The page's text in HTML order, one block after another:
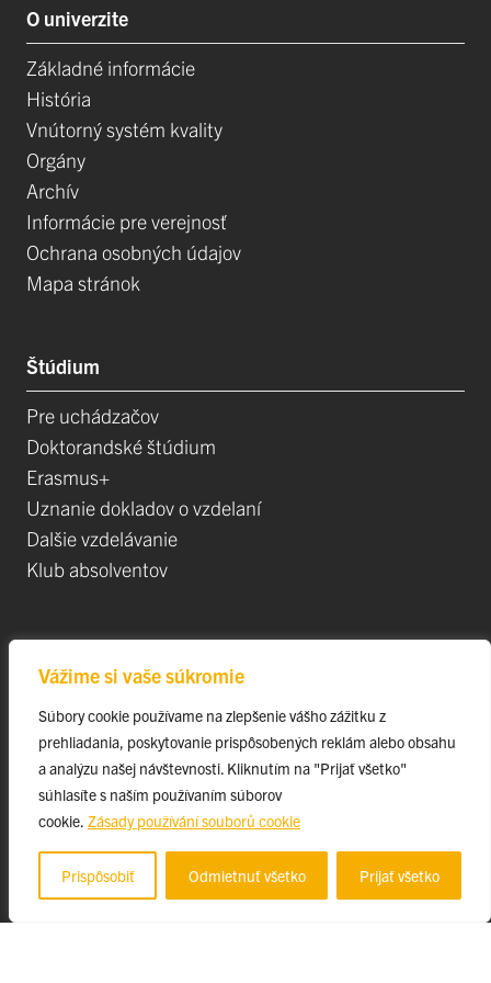
Vážime si vaše súkromie
Súbory cookie používame na zlepšenie vášho zážitku z
prehliadania, poskytovanie prispôsobených reklám alebo obsahu
a analýzu našej návštevnosti. Kliknutím na "Prijať všetko"
súhlasíte s naším používaním súborov
cookie. Zásady používání souborů cookie
Prispôsobiť Odmietnuť všetko Prijať všetko
O univerzite
Základné informácie
História
Vnútorný systém kvality
Orgány
Archív
Informácie pre verejnosť
Ochrana osobných údajov
Mapa stránok
Štúdium
Pre uchádzačov
Doktorandské štúdium
Erasmus+
Uznanie dokladov o vzdelaní
Dalšie vzdelávanie
Klub absolventov
Projekty
Špičkové tímy
TIP-UPJŠ
Vedecké parky
Evidencia publikačnej činnosti
Habilitačné a vymenúvacie konania